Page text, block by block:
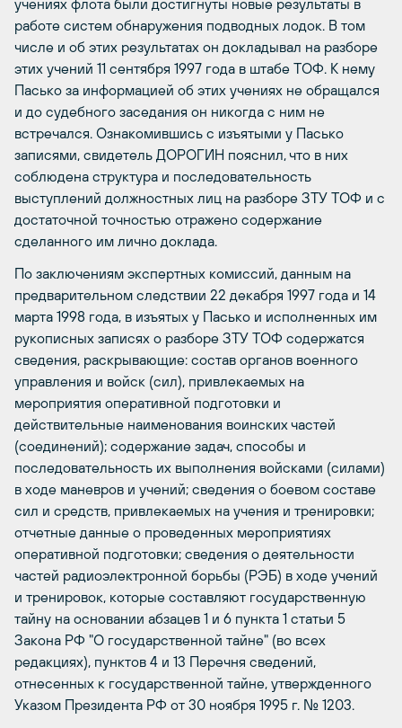
учениях флота были достигнуты новые результаты в
работе систем обнаружения подводных лодок. В том
числе и об этих результатах он докладывал на разборе
этих учений 11 сентября 1997 года в штабе ТОФ. К нему
Пасько за информацией об этих учениях не обращался
и до судебного заседания он никогда с ним не
встречался. Ознакомившись с изъятыми у Пасько
записями, свидетель ДОРОГИН пояснил, что в них
соблюдена структура и последовательность
выступлений должностных лиц на разборе ЗТУ ТОФ и с
достаточной точностью отражено содержание
сделанного им лично доклада.
По заключениям экспертных комиссий, данным на
предварительном следствии 22 декабря 1997 года и 14
марта 1998 года, в изъятых у Пасько и исполненных им
рукописных записях о разборе ЗТУ ТОФ содержатся
сведения, раскрывающие: состав органов военного
управления и войск (сил), привлекаемых на
мероприятия оперативной подготовки и
действительные наименования воинских частей
(соединений); содержание задач, способы и
последовательность их выполнения войсками (силами)
в ходе маневров и учений; сведения о боевом составе
сил и средств, привлекаемых на учения и тренировки;
отчетные данные о проведенных мероприятиях
оперативной подготовки; сведения о деятельности
частей радиоэлектронной борьбы (РЭБ) в ходе учений
и тренировок, которые составляют государственную
тайну на основании абзацев 1 и 6 пункта 1 статьи 5
Закона РФ "О государственной тайне" (во всех
редакциях), пунктов 4 и 13 Перечня сведений,
отнесенных к государственной тайне, утвержденного
Указом Президента РФ от 30 ноября 1995 г. № 1203.